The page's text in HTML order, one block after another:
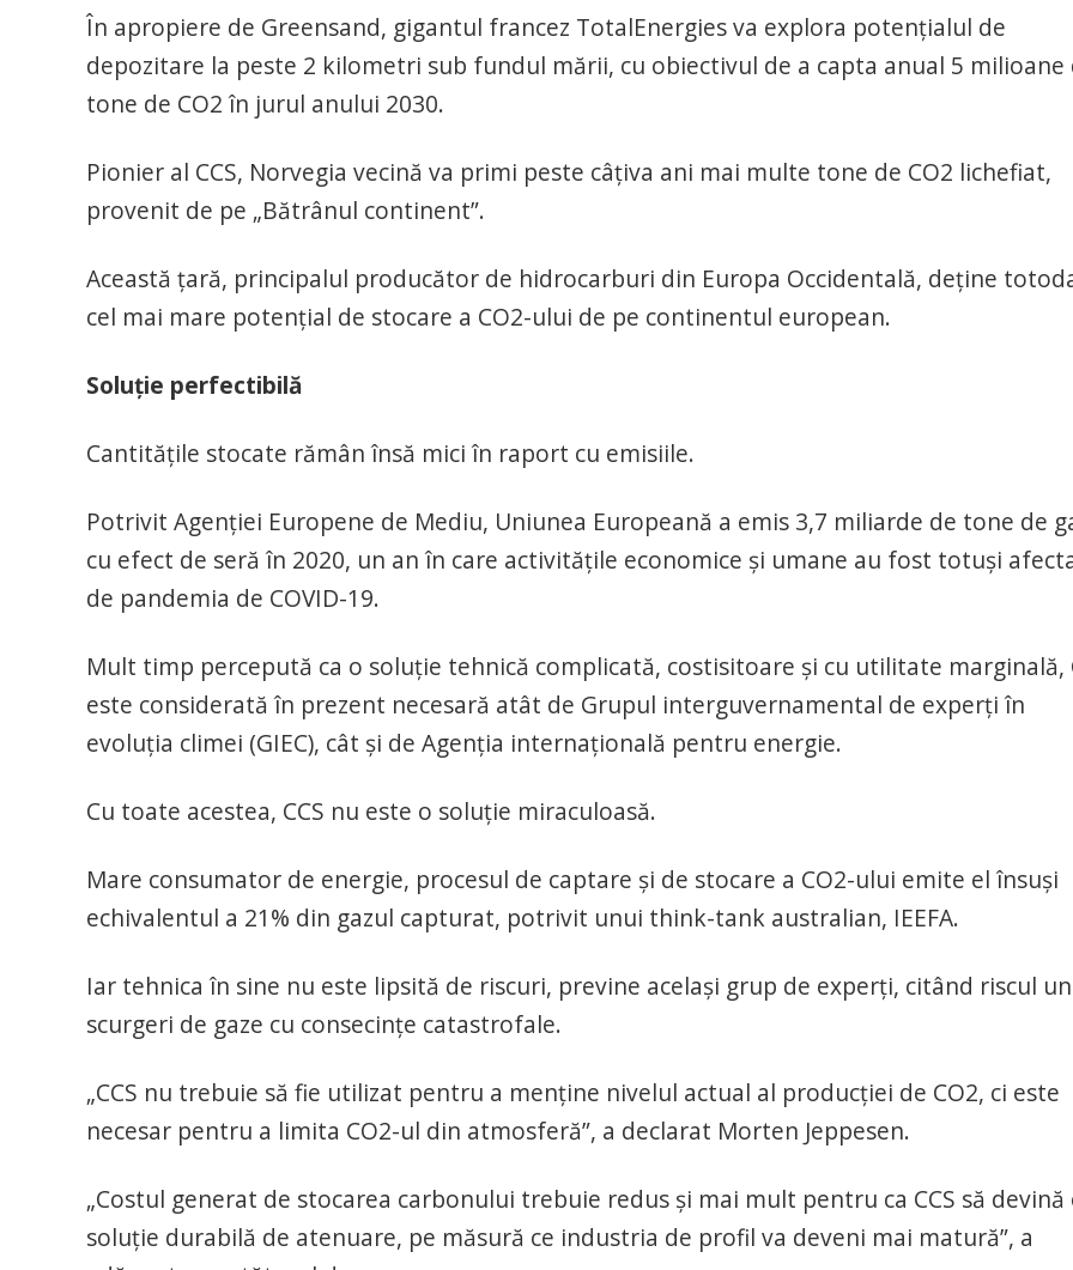
În apropiere de Greensand, gigantul francez TotalEnergies va explora potenţialul de
depozitare la peste 2 kilometri sub fundul mării, cu obiectivul de a capta anual 5 milioane
tone de CO2 în jurul anului 2030.
Pionier al CCS, Norvegia vecină va primi peste câţiva ani mai multe tone de CO2 lichefiat,
provenit de pe „Bătrânul continent”.
Această ţară, principalul producător de hidrocarburi din Europa Occidentală, deţine
cel mai mare potenţial de stocare a CO2-ului de pe continentul european.
Soluţie perfectibilă
Cantităţile stocate rămân însă mici în raport cu emisiile.
Potrivit Agenţiei Europene de Mediu, Uniunea Europeană a emis 3,7 miliarde de tone de
cu efect de seră în 2020, un an în care activităţile economice şi umane au fost totuşi
de pandemia de COVID-19.
Mult timp percepută ca o soluţie tehnică complicată, costisitoare şi cu utilitate marginală,
este considerată în prezent necesară atât de Grupul interguvernamental de experţi în
evoluţia climei (GIEC), cât şi de Agenţia internaţională pentru energie.
Cu toate acestea, CCS nu este o soluţie miraculoasă.
Mare consumator de energie, procesul de captare şi de stocare a CO2-ului emite el însuşi
echivalentul a 21% din gazul capturat, potrivit unui think-tank australian, IEEFA.
Iar tehnica în sine nu este lipsită de riscuri, previne acelaşi grup de experţi, citând riscul
scurgeri de gaze cu consecinţe catastrofale.
„CCS nu trebuie să fie utilizat pentru a menţine nivelul actual al producţiei de CO2, ci este
necesar pentru a limita CO2-ul din atmosferă”, a declarat Morten Jeppesen.
„Costul generat de stocarea carbonului trebuie redus şi mai mult pentru ca CCS să devină
soluţie durabilă de atenuare, pe măsură ce industria de profil va deveni mai matură”, a